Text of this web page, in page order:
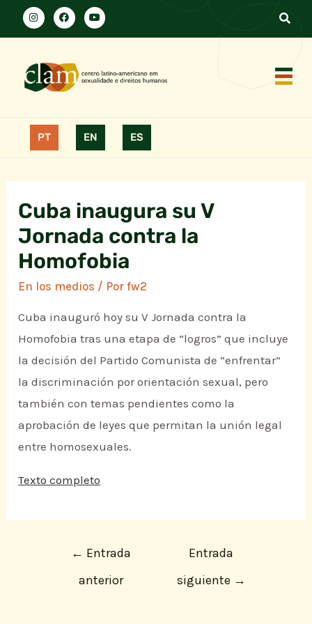
PT EN ES
Cuba inaugura su V
Jornada contra la
Homofobia
En los medios / Porfw2
Cuba inauguró hoy su V Jornada contra la
Homofobia tras una etapa de “logros” que incluye
la decisión del Partido Comunista de “enfrentar”
la discriminación por orientación sexual, pero
también con temas pendientes como la
aprobación de leyes que permitan la unión legal
entre homosexuales.
Texto completo
← Entrada
anterior
Entrada
siguiente →